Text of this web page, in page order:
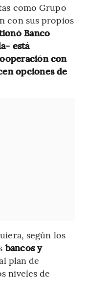
como Grupo
con sus propios
Banco
está
con
opciones de
según los
bancos y
plan de
niveles de